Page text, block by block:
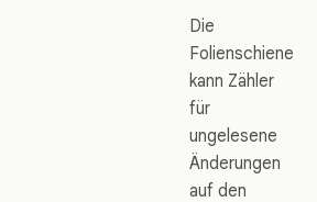
Die
Folienschiene
kann Zähler
für
ungelesene
Änderungen
auf den